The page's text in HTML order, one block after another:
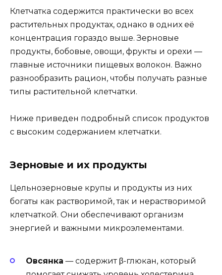
Клетчатка содержится практически во всех
растительных продуктах, однако в одних её
концентрация гораздо выше. Зерновые
продукты, бобовые, овощи, фрукты и орехи —
главные источники пищевых волокон. Важно
разнообразить рацион, чтобы получать разные
типы растительной клетчатки.
Ниже приведен подробный список продуктов
с высоким содержанием клетчатки.
Зерновые и их продукты
Цельнозерновые крупы и продукты из них
богаты как растворимой, так и нерастворимой
клетчаткой. Они обеспечивают организм
энергией и важными микроэлементами.
Овсянка — содержит β-глюкан, который